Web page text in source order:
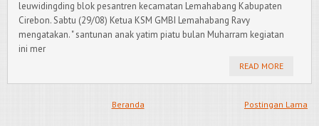
leuwidingding blok pesantren kecamatan Lemahabang Kabupaten
Cirebon. Sabtu (29/08) Ketua KSM GMBI Lemahabang Ravy
mengatakan. " santunan anak yatim piatu bulan Muharram kegiatan
ini mer
READ MORE
Postingan Lama
Beranda